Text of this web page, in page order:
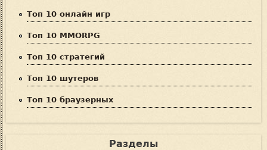
Топ 10 онлайн игр
Топ 10 MMORPG
Топ 10 стратегий
Топ 10 шутеров
Топ 10 браузерных
Разделы